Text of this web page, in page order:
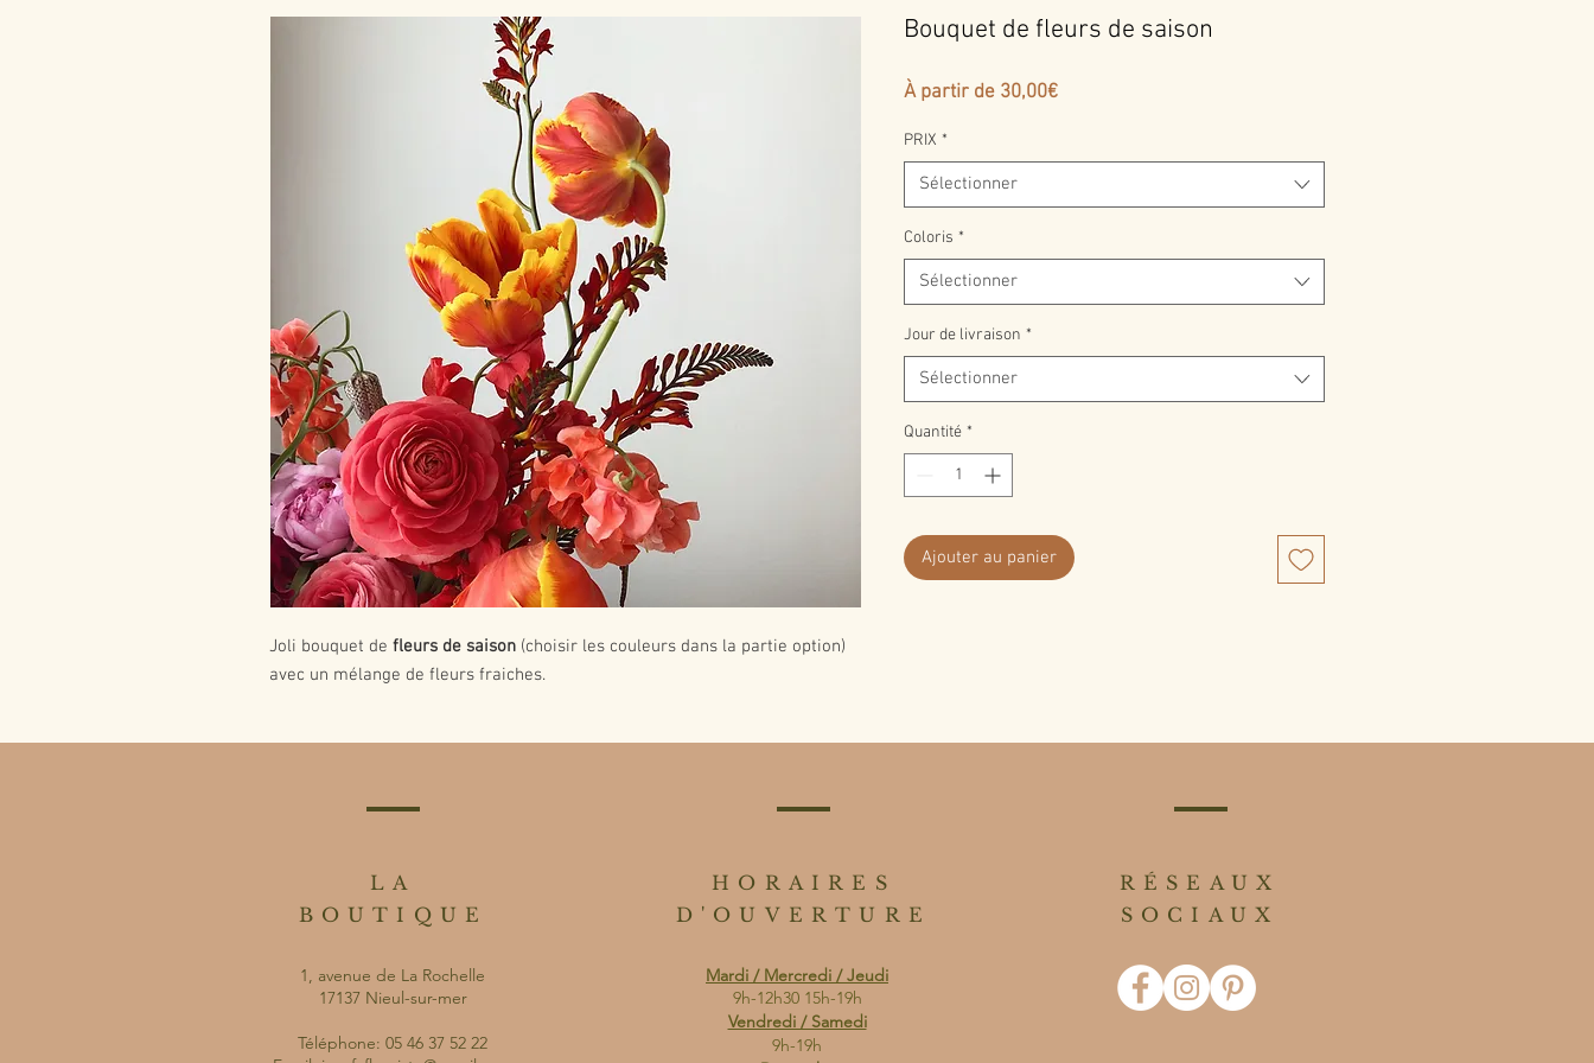
Joli bouquet de fleurs de saison (choisir les couleurs dans la partie option)
avec un mélange de fleurs fraiches.
Bouquet de fleurs de saison
À partir de 30,00€Prix
PRIX *
Sélectionner
Coloris *
Sélectionner
Jour de livraison *
Sélectionner
Quantité *
Ajouter au panier
LA
BOUTIQUE
1, avenue de La Rochelle
17137 Nieul-sur-mer
Téléphone: 05 46 37 52 22
HORAIRES
D'OUVERTURE
Mardi / Mercredi / Jeudi
9h-12h30 15h-19h
Vendredi / Samedi
9h-19h
RÉSEAUX
SOCIAUX